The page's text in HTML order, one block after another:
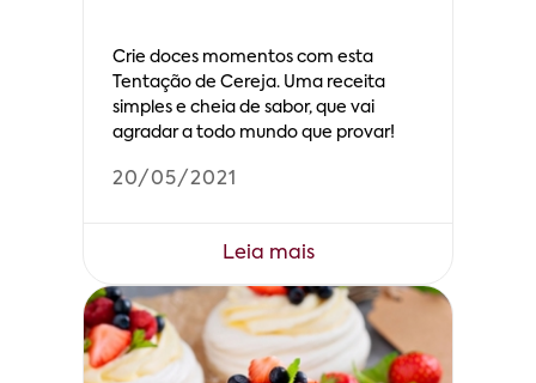
Crie doces momentos com esta
Tentação de Cereja. Uma receita
simples e cheia de sabor, que vai
agradar a todo mundo que provar!
20/05/2021
Leia mais